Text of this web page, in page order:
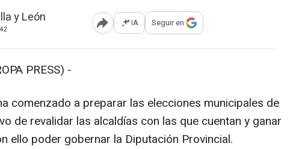
y León
Abrir opciones para compartir
IA Seguir en
PRESS) -
comenzado a preparar las elecciones municipales de
de revalidar las alcaldías con las que cuentan y ganar
ello poder gobernar la Diputación Provincial.